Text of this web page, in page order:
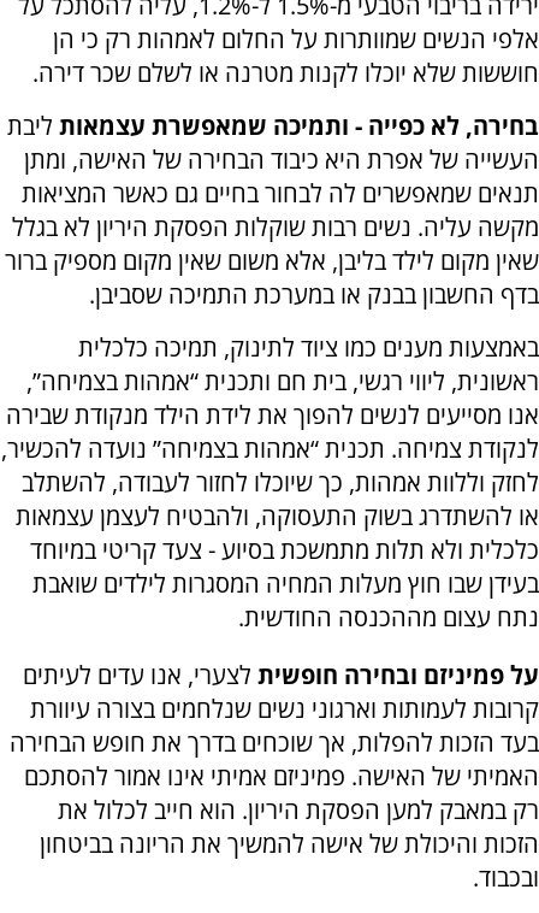
אלפי הנשים שמוותרות על החלום לאמהות רק כי הן
חוששות שלא יוכלו לקנות מטרנה או לשלם שכר דירה.
בחירה, לא כפייה - ותמיכה שמאפשרת עצמאות ליבת
העשייה של אפרת היא כיבוד הבחירה של האישה, ומתן
תנאים שמאפשרים לה לבחור בחיים גם כאשר המציאות
מקשה עליה. נשים רבות שוקלות הפסקת היריון לא בגלל
שאין מקום לילד בליבן, אלא משום שאין מקום מספיק ברור
בדף החשבון בבנק או במערכת התמיכה שסביבן.
באמצעות מענים כמו ציוד לתינוק, תמיכה כלכלית
ראשונית, ליווי רגשי, בית חם ותכנית “אמהות בצמיחה”,
אנו מסייעים לנשים להפוך את לידת הילד מנקודת שבירה
לנקודת צמיחה. תכנית “אמהות בצמיחה” נועדה להכשיר,
לחזק וללוות אמהות, כך שיוכלו לחזור לעבודה, להשתלב
או להשתדרג בשוק התעסוקה, ולהבטיח לעצמן עצמאות
כלכלית ולא תלות מתמשכת בסיוע - צעד קריטי במיוחד
בעידן שבו חוץ מעלות המחיה המסגרות לילדים שואבת
נתח עצום מההכנסה החודשית.
על פמיניזם ובחירה חופשית לצערי, אנו עדים לעיתים
קרובות לעמותות וארגוני נשים שנלחמים בצורה עיוורת
בעד הזכות להפלות, אך שוכחים בדרך את חופש הבחירה
האמיתי של האישה. פמיניזם אמיתי אינו אמור להסתכם
רק במאבק למען הפסקת היריון. הוא חייב לכלול את
הזכות והיכולת של אישה להמשיך את הריונה בביטחון
ובכבוד.